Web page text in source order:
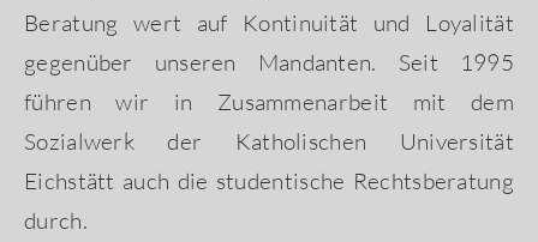
Beratung wert auf Kontinuität und Loyalität
gegenüber unseren Mandanten. Seit 1995
führen wir in Zusammenarbeit mit dem
Sozialwerk der Katholischen Universität
Eichstätt auch die studentische Rechtsberatung
durch.